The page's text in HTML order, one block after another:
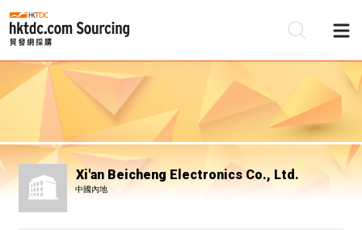
Xi'an Beicheng Electronics Co., Ltd.
中國內地